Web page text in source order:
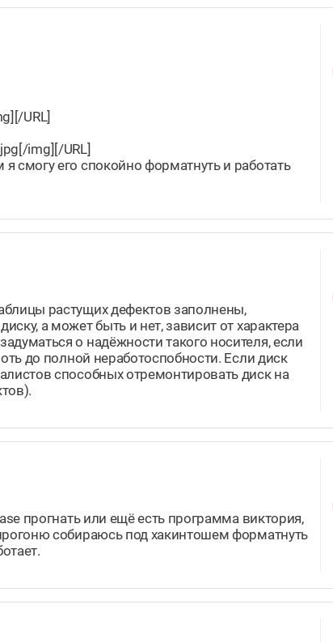
URL]
img][/URL]
смогу его спокойно форматнуть и работать
растущих дефектов заполнены,
а может быть и нет, зависит от характера
о надёжности такого носителя, если
до полной неработоспобности. Если диск
способных отремонтировать диск на
прогнать или ещё есть программа виктория,
собираюсь под хакинтошем форматнуть